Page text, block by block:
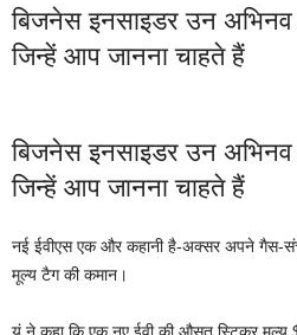
बिजनेस इनसाइडर उन अभिनव
जिन्हें आप जानना चाहते हैं
बिजनेस इनसाइडर उन अभिनव
जिन्हें आप जानना चाहते हैं
नई ईवीएस एक और कहानी है-अक्सर अपने गैस-
मूल्य टैग की कमान।